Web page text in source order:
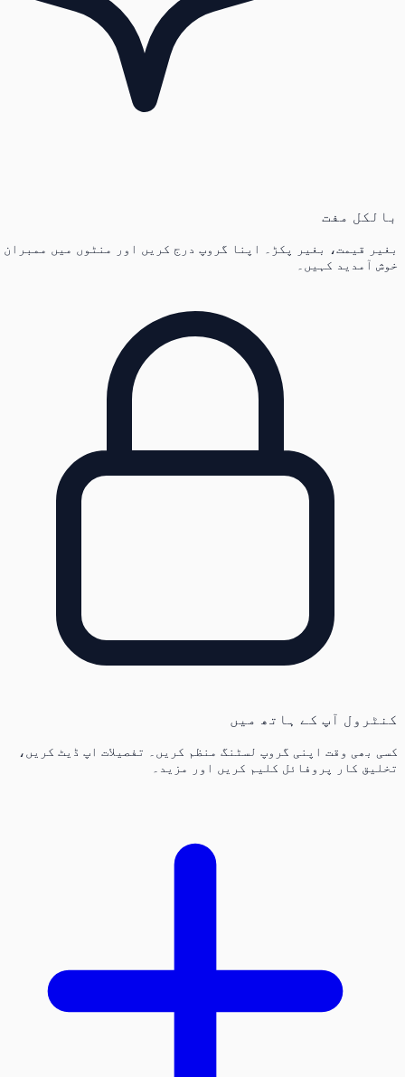
بالکل مفت
بغیر قیمت، بغیر پکڑ۔ اپنا گروپ درج کریں اور منٹوں میں ممبران
خوش آمدید کہیں۔
کنٹرول آپ کے ہاتھ میں
کسی بھی وقت اپنی گروپ لسٹنگ منظم کریں۔ تفصیلات اپ ڈیٹ کریں،
تخلیق کار پروفائل کلیم کریں اور مزید۔